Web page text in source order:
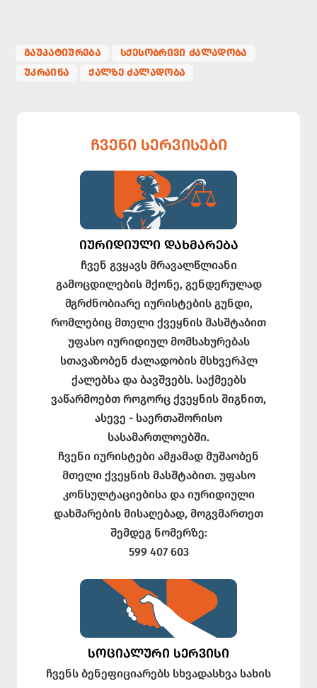
ᲒᲐᲣᲞᲐᲢᲘᲣᲠᲔᲑᲐ
ᲡᲥᲔᲡᲝᲑᲠᲘᲕᲘ ᲫᲐᲚᲐᲓᲝᲑᲐ
ᲣᲙᲠᲐᲘᲜᲐ
ᲥᲐᲚᲖᲔ ᲫᲐᲚᲐᲓᲝᲑᲐ
ᲩᲕᲔᲜᲘ ᲡᲔᲠᲕᲘᲡᲔᲑᲘ
ᲘᲣᲠᲘᲓᲘᲣᲚᲘ ᲓᲐᲮᲛᲐᲠᲔᲑᲐ
ჩვენ გვყავს მრავალწლიანი
გამოცდილების მქონე, გენდერულად
მგრძნობიარე იურისტების გუნდი,
რომლებიც მთელი ქვეყნის მასშტაბით
უფასო იურიდიულ მომსახურებას
სთავაზობენ ძალადობის მსხვერპლ
ქალებსა და ბავშვებს. საქმეებს
ვაწარმოებთ როგორც ქვეყნის შიგნით,
ასევე - საერთაშორისო
სასამართლოებში.
ჩვენი იურისტები ამჟამად მუშაობენ
მთელი ქვეყნის მასშტაბით. უფასო
კონსულტაციებისა და იურიდიული
დახმარების მისაღებად, მოგვმართეთ
შემდეგ ნომერზე:
599 407 603
ᲡᲝᲪᲘᲐᲚᲣᲠᲘ ᲡᲔᲠᲕᲘᲡᲘ
ჩვენს ბენეფიციარებს სხვადასხვა სახის